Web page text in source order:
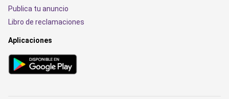
Publica tu anuncio
Libro de reclamaciones
Aplicaciones